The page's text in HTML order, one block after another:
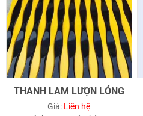
THANH LAM LƯỢN LÓNG
Giá: Liên hệ